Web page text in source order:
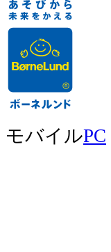
モバイルPC